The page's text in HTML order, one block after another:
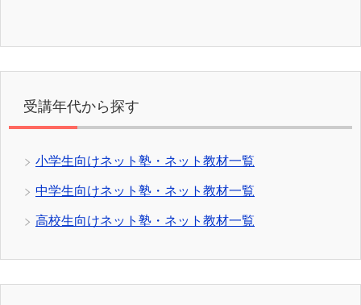
受講年代から探す
小学生向けネット塾・ネット教材一覧
中学生向けネット塾・ネット教材一覧
高校生向けネット塾・ネット教材一覧